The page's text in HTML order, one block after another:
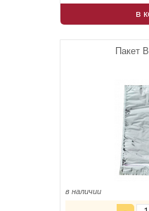
в
Пакет
в наличии